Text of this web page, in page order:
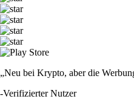
„Neu bei Krypto, aber die
-Verifizierter Nutzer